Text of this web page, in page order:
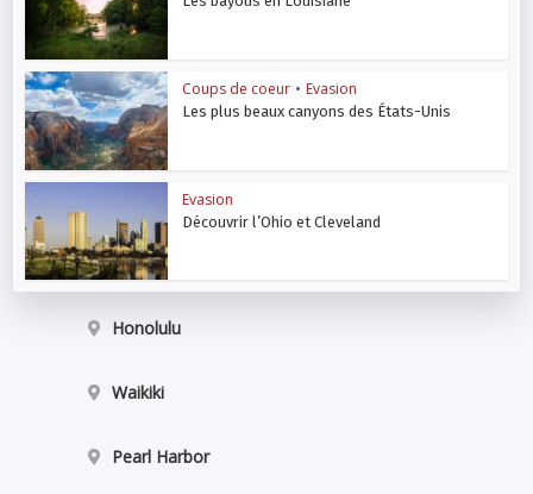
Coups de coeur • Evasion
Les plus beaux canyons des États-Unis
Evasion
Découvrir l’Ohio et Cleveland
Honolulu
Waikiki
Pearl Harbor